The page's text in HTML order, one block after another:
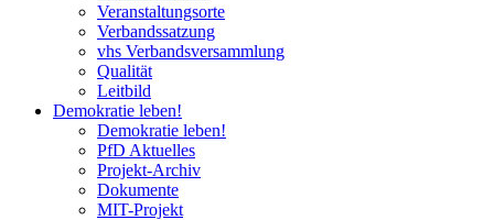
Veranstaltungsorte
Verbandssatzung
vhs Verbandsversammlung
Qualität
Leitbild
Demokratie leben!
Demokratie leben!
PfD Aktuelles
Projekt-Archiv
Dokumente
MIT-Projekt